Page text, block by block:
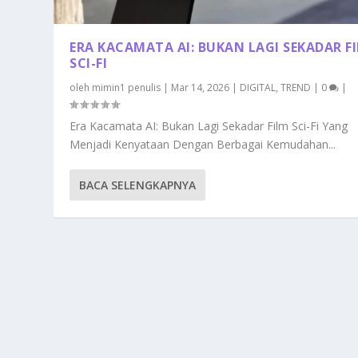
ERA KACAMATA AI: BUKAN LAGI SEKADAR
SCI-FI
oleh mimin1 penulis Mar 14, 2026 DIGITAL,TREND 0
Era Kacamata AI: Bukan Lagi Sekadar Film Sci-Fi Yang
Menjadi Kenyataan Dengan Berbagai Kemudahan...
BACA SELENGKAPNYA